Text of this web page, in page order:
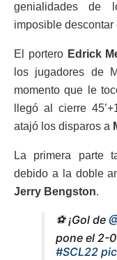
genialidades de
imposible descontar
El portero Edrick
los jugadores de
momento que le
llegó al cierre
atajó los disparos a
La primera parte
debido a la doble
Jerry Bengston.
⚽ ¡Gol de
pone el 2-
#SCL22